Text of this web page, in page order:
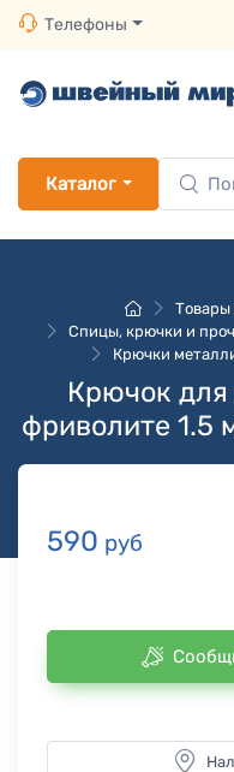
Телефоны
Каталог
Товары
Спицы, крючки и
Крючки
Крючок для
фриволите 1.5
590 руб